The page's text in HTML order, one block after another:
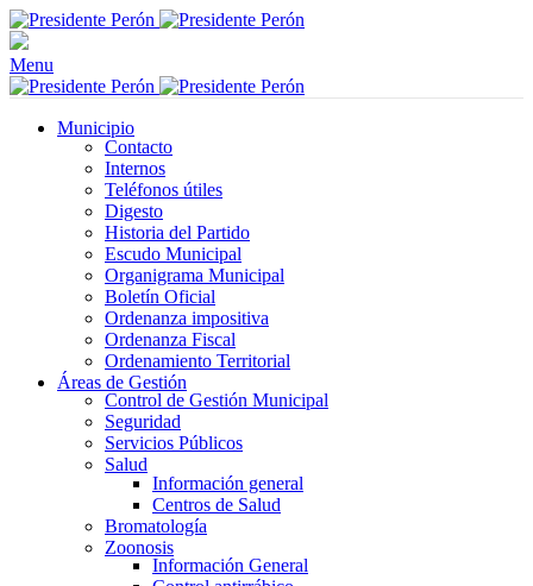
Menu
Municipio
Contacto
Internos
Teléfonos útiles
Digesto
Historia del Partido
Escudo Municipal
Organigrama Municipal
Boletín Oficial
Ordenanza impositiva
Ordenanza Fiscal
Ordenamiento Territorial
Áreas de Gestión
Control de Gestión Municipal
Seguridad
Servicios Públicos
Salud
Información general
Centros de Salud
Bromatología
Zoonosis
Información General